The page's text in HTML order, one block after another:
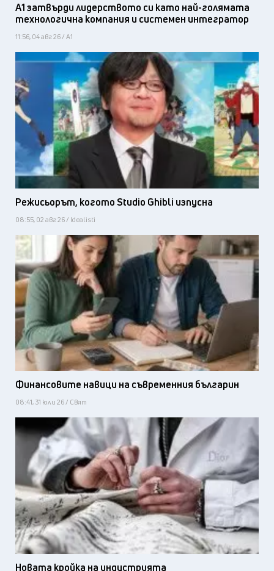
А1 затвърди лидерството си като най-голямата
технологична компания и системен интегратор
11:56, 04 авг 26 / А1
Режисьорът, когото Studio Ghibli изпусна
08:55, 02 авг 26 / Idealisti
Финансовите навици на съвременния българин
08:41, 31 юли 26 / Свят
Новата кройка на индустрията